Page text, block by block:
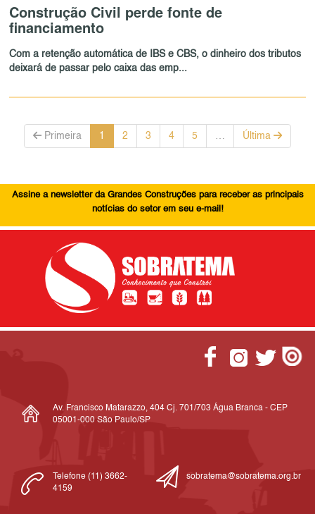
Construção Civil perde fonte de
financiamento
Com a retenção automática de IBS e CBS, o dinheiro dos tributos
deixará de passar pelo caixa das emp...
Primeira 1 2 3 4 5 … Última
Assine a newsletter da Grandes Construções para receber as principais
notícias do setor em seu e-mail!
Av. Francisco Matarazzo, 404 Cj. 701/703 Água Branca - CEP
05001-000 São Paulo/SP
Telefone (11) 3662-
4159
sobratema@sobratema.org.br